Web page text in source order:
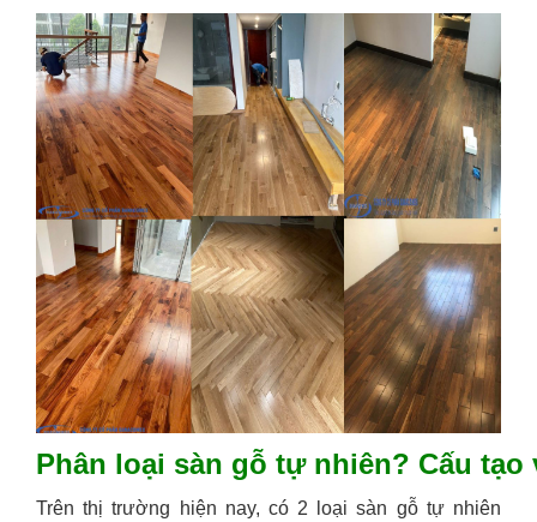
Phân loại sàn gỗ tự nhiên? Cấu
Trên thị trường hiện nay, có 2 loại sàn gỗ tự nhiên